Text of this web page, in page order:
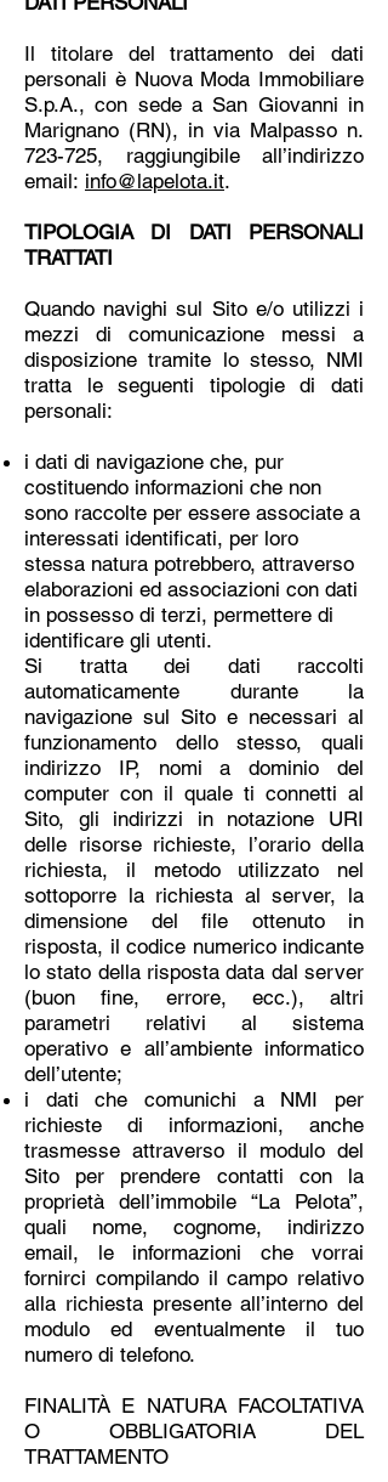
Il titolare del trattamento dei dati
personali è Nuova Moda Immobiliare
S.p.A., con sede a San Giovanni in
Marignano (RN), in via Malpasso n.
723-725, raggiungibile all’indirizzo
email: info@lapelota.it.
TIPOLOGIA DI DATI PERSONALI
TRATTATI
Quando navighi sul Sito e/o utilizzi i
mezzi di comunicazione messi a
disposizione tramite lo stesso, NMI
tratta le seguenti tipologie di dati
personali:
i dati di navigazione che, pur
costituendo informazioni che non
sono raccolte per essere associate a
interessati identificati, per loro
stessa natura potrebbero, attraverso
elaborazioni ed associazioni con dati
in possesso di terzi, permettere di
identificare gli utenti.
Si tratta dei dati raccolti
automaticamente durante la
navigazione sul Sito e necessari al
funzionamento dello stesso, quali
indirizzo IP, nomi a dominio del
computer con il quale ti connetti al
Sito, gli indirizzi in notazione URI
delle risorse richieste, l’orario della
richiesta, il metodo utilizzato nel
sottoporre la richiesta al server, la
dimensione del file ottenuto in
risposta, il codice numerico indicante
lo stato della risposta data dal server
(buon fine, errore, ecc.), altri
parametri relativi al sistema
operativo e all’ambiente informatico
dell’utente;
i dati che comunichi a NMI per
richieste di informazioni, anche
trasmesse attraverso il modulo del
Sito per prendere contatti con la
proprietà dell’immobile “La Pelota”,
quali nome, cognome, indirizzo
email, le informazioni che vorrai
fornirci compilando il campo relativo
alla richiesta presente all’interno del
modulo ed eventualmente il tuo
numero di telefono.
FINALITÀ E NATURA FACOLTATIVA
O OBBLIGATORIA DEL
TRATTAMENTO